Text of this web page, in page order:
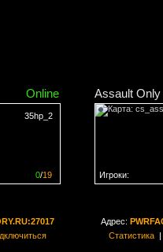
Online
35hp_2
0/19
Assault Only
Игроки:
Адрес:
Статистика